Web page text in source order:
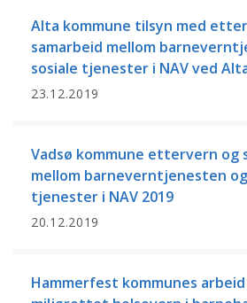
Alta kommune tilsyn med
samarbeid mellom
sosiale tjenester i NAV ved
23.12.2019
Vadsø kommune ettervern og
mellom barneverntjenesten
tjenester i NAV 2019
20.12.2019
Hammerfest kommunes